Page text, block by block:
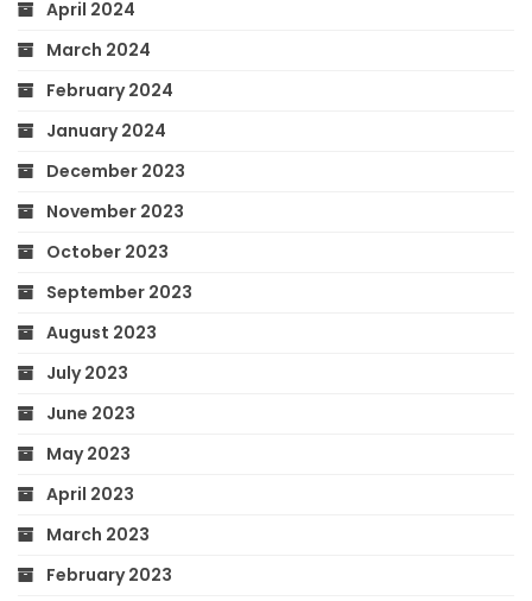
April 2024
March 2024
February 2024
January 2024
December 2023
November 2023
October 2023
September 2023
August 2023
July 2023
June 2023
May 2023
April 2023
March 2023
February 2023